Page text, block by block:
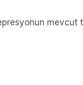
mevcut